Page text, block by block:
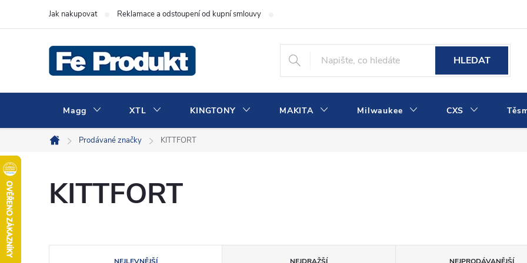
Jak nakupovat Reklamace a odstoupení od kupní smlouvy
HLEDAT
Magg XTL KINGTONY MAKITA Milwaukee CXS
Domů
Prodávané značky KITTFORT
KITTFORT